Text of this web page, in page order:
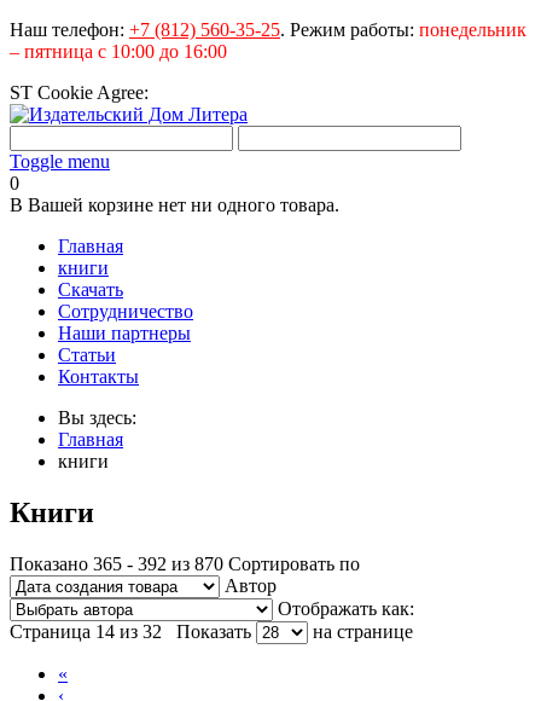
Наш телефон: +7 (812) 560-35-25. Режим работы: понедельник
– пятница с 10:00 до 16:00
ST Cookie Agree:
Toggle menu
0
В Вашей корзине нет ни одного товара.
Главная
книги
Скачать
Сотрудничество
Наши партнеры
Статьи
Контакты
Вы здесь:
Главная
книги
Книги
Показано 365 - 392 из 870 Сортировать по
Автор
Отображать как:
Страница 14 из 32
Показать на странице
«
‹